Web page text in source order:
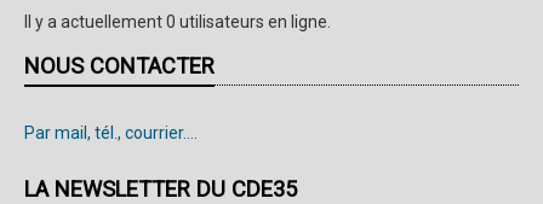
Il y a actuellement 0 utilisateurs en ligne.
NOUS CONTACTER
Par mail, tél., courrier....
LA NEWSLETTER DU CDE35